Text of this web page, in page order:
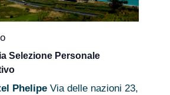
Selezione Personale
PhelipeVia delle nazioni 23,